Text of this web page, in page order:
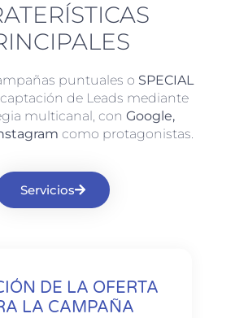
DE LA OFERTA
LA CAMPAÑA
puntuales o SPECIAL
de Leads mediante
multicanal, con Google,
como protagonistas.
Servicios